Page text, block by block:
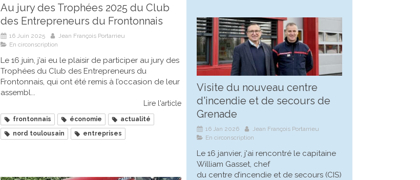
Au jury des Trophées 2025 du Club
des Entrepreneurs du Frontonnais
16 Juin 2025
Jean François Portarrieu
En circonscription
Le 16 juin, j’ai eu le plaisir de participer au jury des
Trophées du Club des Entrepreneurs du
Frontonnais, qui ont été remis à l’occasion de leur
assembl...
Lire l'article
frontonnais économie
actualité
nord toulousain
entreprises
Visite du nouveau centre
d'incendie et de secours de
Grenade
16 Jan 2026
Jean François Portarrieu
En circonscription
Le 16 janvier, j'ai rencontré le capitaine
William Gasset, chef
du centre d’incendie et de secours (CIS)